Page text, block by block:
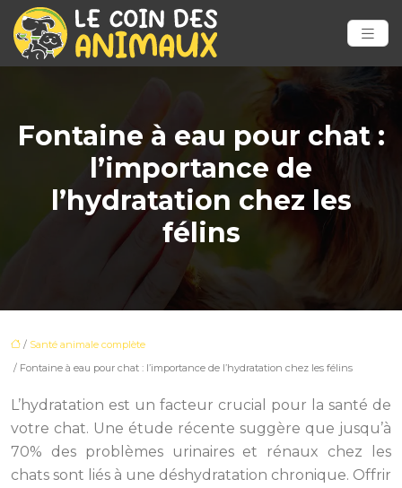
Fontaine à eau pour chat :
l’importance de
l’hydratation chez les
félins
/ Santé animale complète
/ Fontaine à eau pour chat : l’importance de l’hydratation chez les félins
L’hydratation est un facteur crucial pour la santé de
votre chat. Une étude récente suggère que jusqu’à
70% des problèmes urinaires et rénaux chez les
chats sont liés à une déshydratation chronique. Offrir